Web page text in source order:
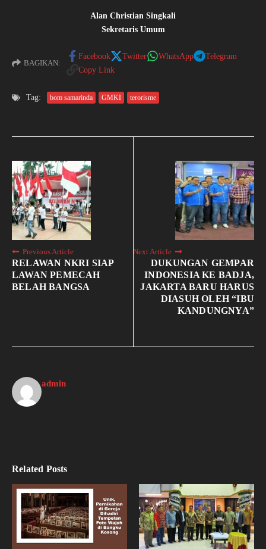
Alan Christian Singkali
Sekretaris Umum
BAGIKAN:
Facebook Twitter WhatsApp
Telegram
Copy Link
Tag: bom samarinda GMKI terorisme
Previous Article
RELAWAN NKRI SIAP
LAWAN PEMECAH
BELAH BANGSA
Next Article
DUKUNGAN GEMPAR
INDONESIA KE BADJA,
JAKARTA BARU HARUS
DIASUH OLEH “IBU
KANDUNGNYA”
admin
Related Posts